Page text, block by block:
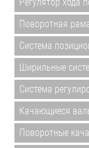
Поворотная
Система
Ширильные
Система
Качающиеся
Поворотные